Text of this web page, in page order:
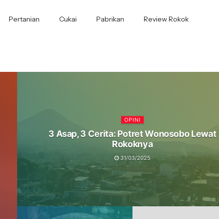
Pertanian Cukai Pabrikan Review Rokok
OPINI
3 Asap, 3 Cerita: Potret Wonosobo Lewat
Rokoknya
31/03/2025